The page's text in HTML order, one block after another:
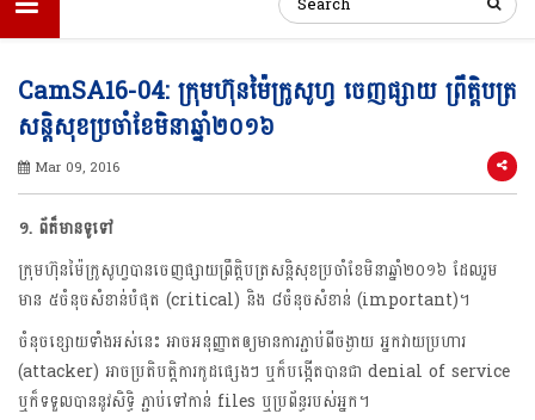
CamSA16-04: ក្រុមហ៊ុនម៉ៃក្រូសូហ្វ ចេញផ្សាយ ព្រឹត្តិបត្រ
សន្តិសុខប្រចាំខែមិនាឆ្នាំ២០១៦
Mar 09, 2016
១. ព័ត៏មានទូទៅ
ក្រុមហ៊ុនម៉ៃក្រូសូហ្វបានចេញផ្សាយព្រឹត្តិបត្រសន្តិសុខប្រចាំខែមិនា​ឆ្នាំ២០១៦ ដែលរួម
មាន ៥ចំនុចសំខាន់បំផុត (critical) និង ៨ចំនុចសំខាន់ (important)។
ចំនុចខ្សោយទាំងអស់នេះ អាចអនុញ្ញាតឲ្យមានការភ្ជាប់ពីចង្ងាយ អ្នកវាយប្រហារ
(attacker) អាចប្រតិបត្តិការកូដផ្សេងៗ ឬក៏បង្កើតបានជា denial of service
ឬក៏ទទួលបាននូវសិទ្ធិ ភ្ជាប់ទៅកាន់ files ឬប្រព័ន្ធរបស់អ្នក។